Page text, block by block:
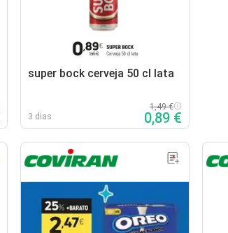
super bock cerveja 50 cl lata
3 dias
1,49 €
0,89 €